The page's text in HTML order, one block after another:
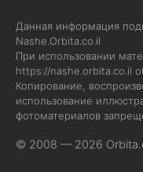
Данная информация
Nashe.Orbita.co.il
При использовании
https://nashe.orbita.co.il
Копирование,
использование
фотоматериалов
© 2008 — 2026